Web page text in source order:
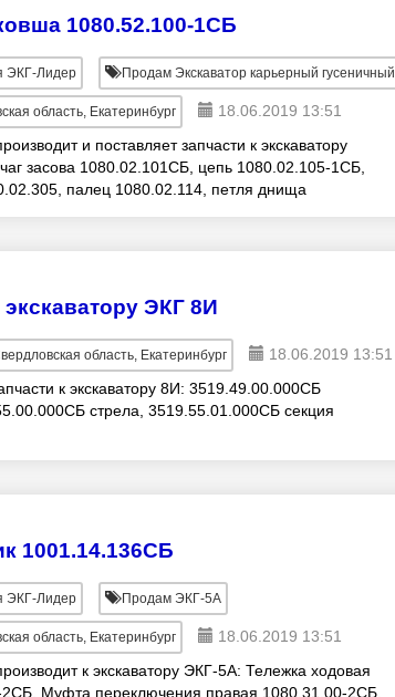
1080.52.100-1СБ
ЭКГ-Лидер Продам Экскаватор карьерный гусеничный
область, Екатеринбург
18.06.2019 13:51
и поставляет запчасти к экскаватору
засова 1080.02.101СБ, цепь 1080.02.105-1СБ,
палец 1080.02.114, петля днища
ЭКГ 8И
область, Екатеринбург
18.06.2019 13:51
к экскаватору 8И: 3519.49.00.000СБ
стрела, 3519.55.01.000СБ секция
1001.14.136СБ
ЭКГ-Лидер Продам ЭКГ-5А
область, Екатеринбург
18.06.2019 13:51
к экскаватору ЭКГ-5А: Тележка ходовая
Муфта переключения правая 1080.31.00-2СБ,